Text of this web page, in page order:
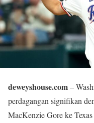
deweyshouse.com–
perdagangan signifikan
MacKenzie Gore ke